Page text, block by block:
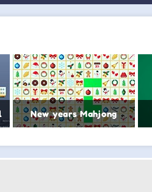
New years Mahjong